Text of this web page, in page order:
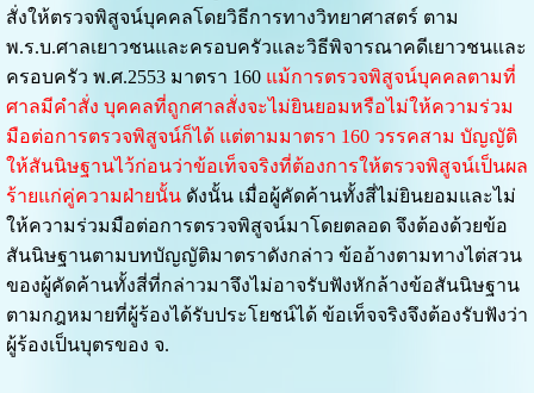
สั่งให้ตรวจพิสูจน์บุคคลโดยวิธีการทางวิทยาศาสตร์ ตาม
พ.ร.บ.ศาลเยาวชนและครอบครัวและวิธีพิจารณาคดีเยาวชนและ
ครอบครัว พ.ศ.2553 มาตรา 160 แม้การตรวจพิสูจน์บุคคลตามที่
ศาลมีคำสั่ง บุคคลที่ถูกศาลสั่งจะไม่ยินยอมหรือไม่ให้ความร่วม
มือต่อการตรวจพิสูจน์ก็ได้ แต่ตามมาตรา 160 วรรคสาม บัญญัติ
ให้สันนิษฐานไว้ก่อนว่าข้อเท็จจริงที่ต้องการให้ตรวจพิสูจน์เป็นผล
ร้ายแก่คู่ความฝ่ายนั้นดังนั้น เมื่อผู้คัดค้านทั้งสี่ไม่ยินยอมและไม่
ให้ความร่วมมือต่อการตรวจพิสูจน์มาโดยตลอด จึงต้องด้วยข้อ
สันนิษฐานตามบทบัญญัติมาตราดังกล่าว ข้ออ้างตามทางไต่สวน
ของผู้คัดค้านทั้งสี่ที่กล่าวมาจึงไม่อาจรับฟังหักล้างข้อสันนิษฐาน
ตามกฎหมายที่ผู้ร้องได้รับประโยชน์ได้ ข้อเท็จจริงจึงต้องรับฟังว่า
ผู้ร้องเป็นบุตรของ จ.